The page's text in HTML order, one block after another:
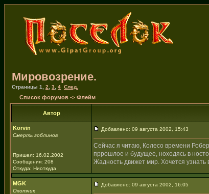
Мировозрение.
Страницы 1 2 3 4 След.
Список форумов -> Флейм
Автор
Korvin
Смерть гоблинов
Пришел: 16.02.2002
Сообщения: 208
Откуда: Ниоткуда
Добавлено: 09 августа 2002, 15:43
Сейчас я читаю, Колесо времени
пррошлое и будущее, ноходясь в
Жадность движет мир. Хочется
MGK
Охотник
Добавлено: 09 августа 2002, 16:05